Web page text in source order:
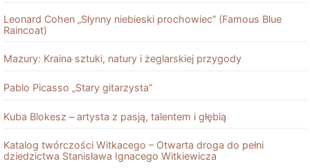
Leonard Cohen „Słynny niebieski prochowiec” (Famous Blue
Raincoat)
Mazury: Kraina sztuki, natury i żeglarskiej przygody
Pablo Picasso „Stary gitarzysta”
Kuba Blokesz – artysta z pasją, talentem i głębią
Katalog twórczości Witkacego – Otwarta droga do pełni
dziedzictwa Stanisława Ignacego Witkiewicza